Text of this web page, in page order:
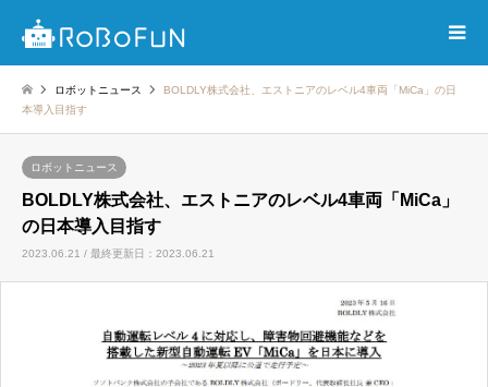
ロボットニュース
BOLDLY株式会社、エストニアのレベル4車両「MiCa」の日
本導入目指す
ロボットニュース
BOLDLY株式会社、エストニアのレベル4車両「MiCa」
の日本導入目指す
2023.06.21 / 最終更新日：2023.06.21